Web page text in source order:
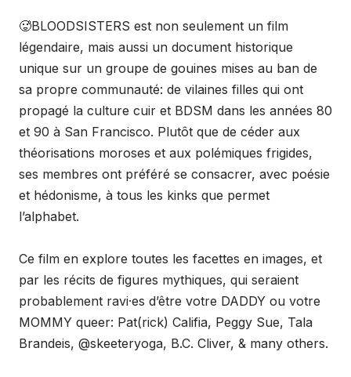
🥵BLOODSISTERS est non seulement un film
légendaire, mais aussi un document historique
unique sur un groupe de gouines mises au ban de
sa propre communauté: de vilaines filles qui ont
propagé la culture cuir et BDSM dans les années 80
et 90 à San Francisco. Plutôt que de céder aux
théorisations moroses et aux polémiques frigides,
ses membres ont préféré se consacrer, avec poésie
et hédonisme, à tous les kinks que permet
l’alphabet.
Ce film en explore toutes les facettes en images, et
par les récits de figures mythiques, qui seraient
probablement ravi·es d’être votre DADDY ou votre
MOMMY queer: Pat(rick) Califia, Peggy Sue, Tala
Brandeis, @skeeteryoga, B.C. Cliver, & many others.